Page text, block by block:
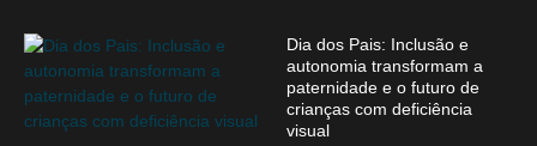
Dia dos Pais: Inclusão e
autonomia transformam a
paternidade e o futuro de
crianças com deficiência
visual